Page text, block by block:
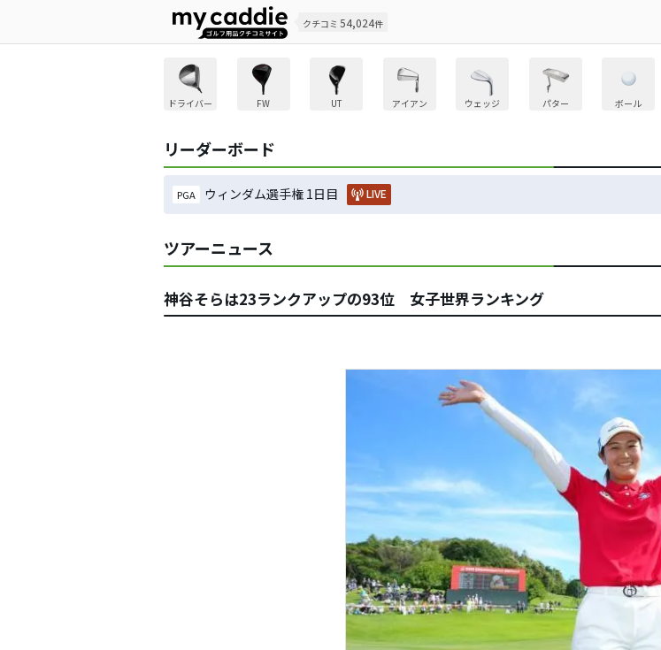
クチコミ 54,024件
ドライバー FW UT アイアン ウェッジ パター ボール
リーダーボード
PGA ウィンダム選手権 1日目 LIVE
ツアーニュース
神谷そらは23ランクアップの93位 女子世界ランキング